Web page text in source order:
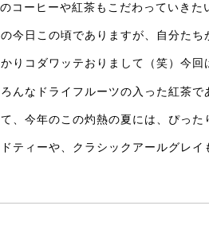
コーヒーや紅茶もこだわっていきた
今日この頃でありますが、自分たち
りコダワッテおりまして（笑）今回
んなドライフルーツの入った紅茶で
、今年のこの灼熱の夏には、ぴった
ティーや、クラシックアールグレイ